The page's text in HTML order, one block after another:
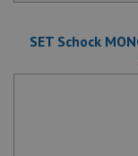
SET Schock